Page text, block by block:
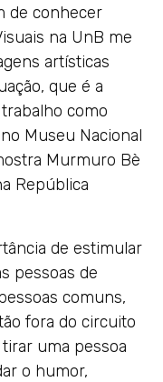
de conhecer
na UnB me
artísticas
que é a
como
Museu Nacional
Murmuro Bè
República
de estimular
pessoas de
comuns,
fora do circuito
uma pessoa
o humor,